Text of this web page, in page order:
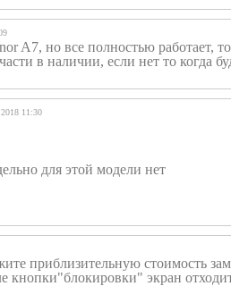
A7, но все полностью работает,
в наличии, если нет то когда
11:30
для этой модели нет
приблизительную стоимость
кнопки"блокировки" экран